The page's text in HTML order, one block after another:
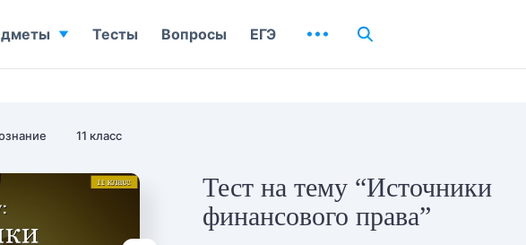
11 класс
Тест на тему “Источники
финансового права”
Тесты Вопросы ЕГЭ